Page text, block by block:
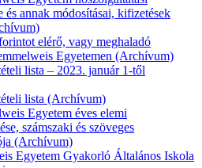
és annak módosításai, kifizetések
elérő, vagy meghaladó
Egyetemen (Archívum)
lista – 2023. január 1-től
lista (Archívum)
Egyetem éves elemi
számszaki és szöveges
(Archívum)
Egyetem Gyakorló Általános Iskola